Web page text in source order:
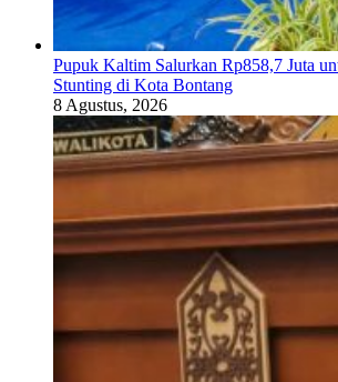
Pupuk Kaltim Salurkan Rp858,7 Juta
Stunting di Kota Bontang
8 Agustus, 2026